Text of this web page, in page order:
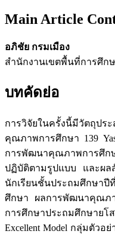
Main Article
อภิชัย กรมเมือง
สำนักงานเขตพื้นที่การศึก
บทคัดย่อ
การวิจัยในครั้งนี้มีวัตถุป
คุณภาพการศึกษา 139
การพัฒนาคุณภาพการศึก
ปฏิบัติตามรูปแบบ และผล
นักเรียนชั้นประถมศึกษา
ศึกษา ผลการพัฒนาคุณภ
การศึกษาประถมศึกษายโ
Excellent Model กลุ่มตัวอ